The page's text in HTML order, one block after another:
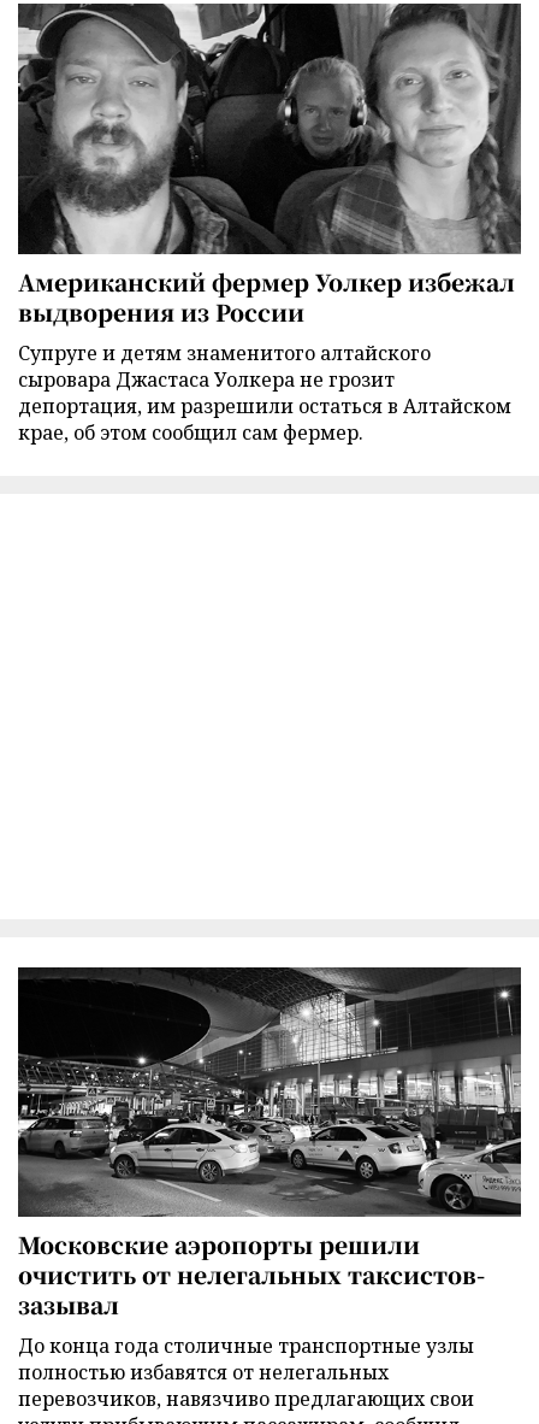
Американский фермер Уолкер избежал
выдворения из России
Супруге и детям знаменитого алтайского
сыровара Джастаса Уолкера не грозит
депортация, им разрешили остаться в Алтайском
крае, об этом сообщил сам фермер.
Московские аэропорты решили
очистить от нелегальных таксистов-
зазывал
До конца года столичные транспортные узлы
полностью избавятся от нелегальных
перевозчиков, навязчиво предлагающих свои